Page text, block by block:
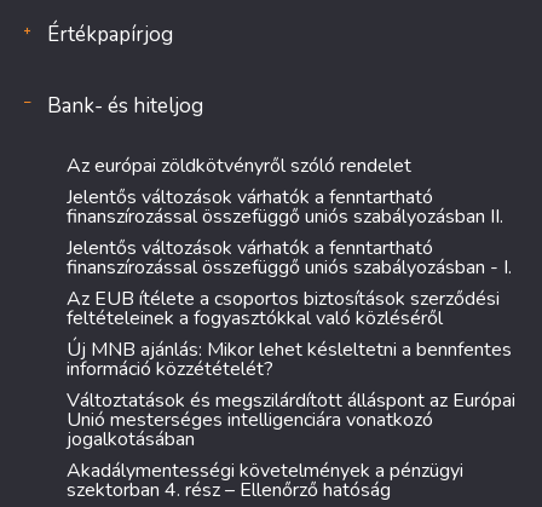
Értékpapírjog
Bank- és hiteljog
Az európai zöldkötvényről szóló rendelet
Jelentős változások várhatók a fenntartható
finanszírozással összefüggő uniós szabályozásban II.
Jelentős változások várhatók a fenntartható
finanszírozással összefüggő uniós szabályozásban - I.
Az EUB ítélete a csoportos biztosítások szerződési
feltételeinek a fogyasztókkal való közléséről
Új MNB ajánlás: Mikor lehet késleltetni a bennfentes
információ közzétételét?
Változtatások és megszilárdított álláspont az Európai
Unió mesterséges intelligenciára vonatkozó
jogalkotásában
Akadálymentességi követelmények a pénzügyi
szektorban 4. rész – Ellenőrző hatóság